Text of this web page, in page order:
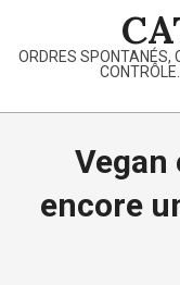
content
ORDRES SPONTANÉS,
Primary
Vegan
encore